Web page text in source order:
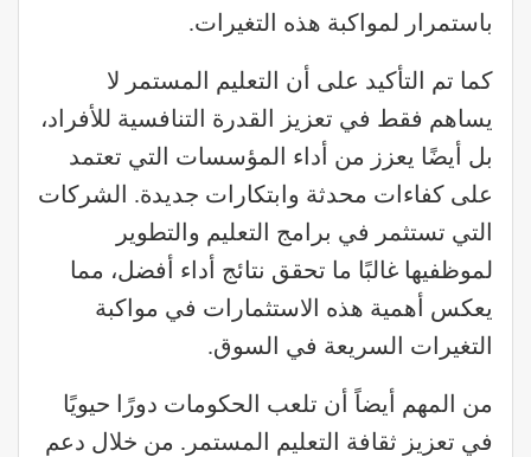
باستمرار لمواكبة هذه التغيرات.
كما تم التأكيد على أن التعليم المستمر لا
يساهم فقط في تعزيز القدرة التنافسية للأفراد،
بل أيضًا يعزز من أداء المؤسسات التي تعتمد
على كفاءات محدثة وابتكارات جديدة. الشركات
التي تستثمر في برامج التعليم والتطوير
لموظفيها غالبًا ما تحقق نتائج أداء أفضل، مما
يعكس أهمية هذه الاستثمارات في مواكبة
التغيرات السريعة في السوق.
من المهم أيضاً أن تلعب الحكومات دورًا حيويًا
في تعزيز ثقافة التعليم المستمر. من خلال دعم